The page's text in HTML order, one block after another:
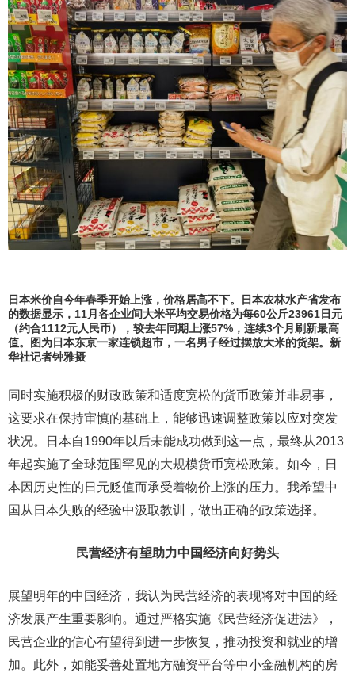
日本米价自今年春季开始上涨，价格居高不下。日本农林水产省发布
的数据显示，11月各企业间大米平均交易价格为每60公斤23961日元
（约合1112元人民币），较去年同期上涨57%，连续3个月刷新最高
值。图为日本东京一家连锁超市，一名男子经过摆放大米的货架。新
华社记者钟雅摄
同时实施积极的财政政策和适度宽松的货币政策并非易事，
这要求在保持审慎的基础上，能够迅速调整政策以应对突发
状况。日本自1990年以后未能成功做到这一点，最终从2013
年起实施了全球范围罕见的大规模货币宽松政策。如今，日
本因历史性的日元贬值而承受着物价上涨的压力。我希望中
国从日本失败的经验中汲取教训，做出正确的政策选择。
民营经济有望助力中国经济向好势头
展望明年的中国经济，我认为民营经济的表现将对中国的经
济发展产生重要影响。通过严格实施《民营经济促进法》，
民营企业的信心有望得到进一步恢复，推动投资和就业的增
加。此外，如能妥善处置地方融资平台等中小金融机构的房